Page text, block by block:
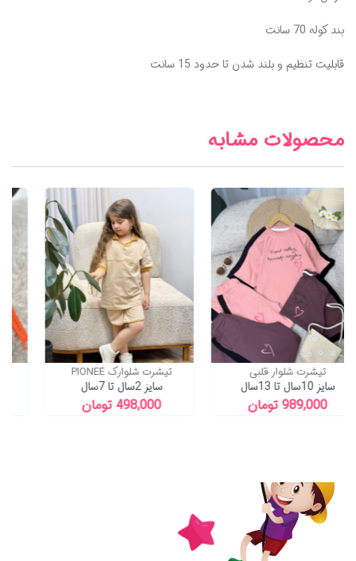
بند کوله 70 سانت
قابلیت تنظیم و بلند شدن تا حدود 15 سانت
محصولات مشابه
تیشرت شلوارک PIONEE
سایز 2سال تا 7سال
498,000 تومان
تیشرت شلوار قلبی
سایز 10سال تا 13سال
989,000 تومان